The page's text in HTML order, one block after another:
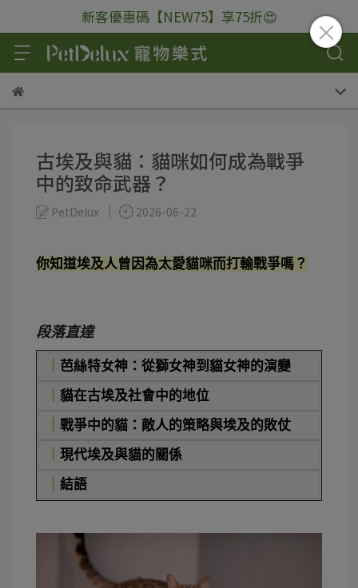
新客優惠碼【NEW75】享75折😍
古埃及與貓：貓咪如何成為戰爭
中的致命武器？
PetDelux 2026-06-22
你知道埃及人曾因為太愛貓咪而打輸戰爭嗎？
段落直達
芭絲特女神：從獅女神到貓女神的演變
貓在古埃及社會中的地位
戰爭中的貓：敵人的策略與埃及的敗仗
現代埃及與貓的關係
結語